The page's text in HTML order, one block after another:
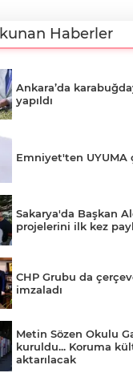
Haberler
Ankara’da
yapıldı
Emniyet'ten UYUMA
Sakarya'da Başkan
projelerini ilk kez
CHP Grubu da
imzaladı
Metin Sözen Okulu
kuruldu... Koruma
aktarılacak